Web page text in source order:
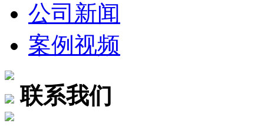
公司新闻
案例视频
联系我们